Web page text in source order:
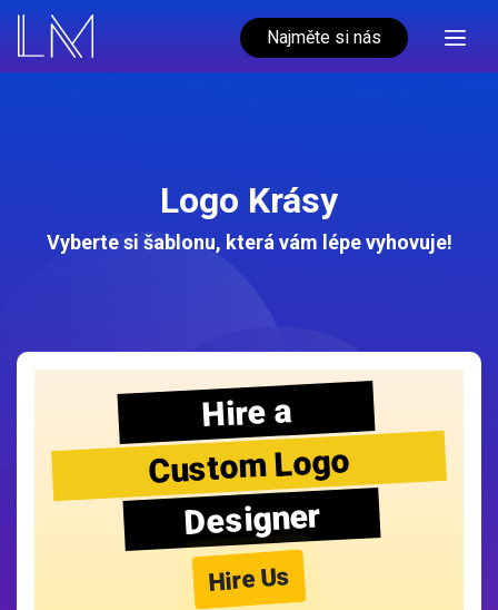
Najměte si nás
Logo Krásy
Vyberte si šablonu, která vám lépe vyhovuje!
Hire a
Custom Logo
Designer
Hire Us